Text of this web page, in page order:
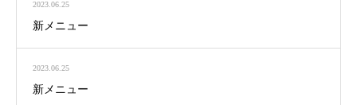
2023.06.25
新メニュー
2023.06.25
新メニュー